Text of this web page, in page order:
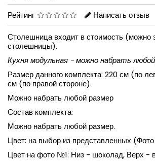
Рейтинг
Написать отзыв
Столешница входит в стоимость (можно
столешницы).
Кухня модульная - можно набрать
Размер данного комплекта: 220 см (по
см (по правой стороне).
Можно набрать любой размер
Состав комплекта:
Можно набрать любой размер.
Цвет: на выбор из представленных
Цвет на фото №1: Низ - шоколад, Верх -